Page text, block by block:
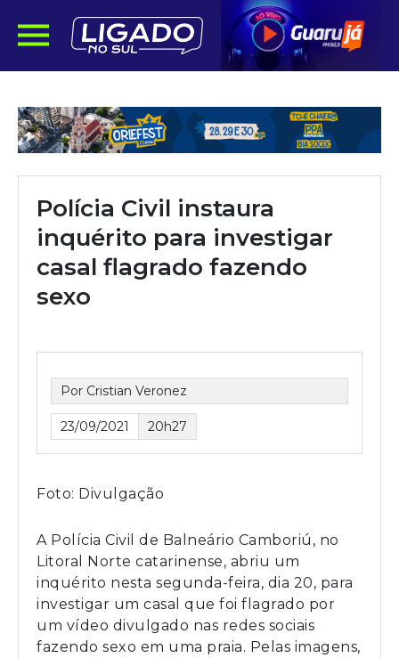
Polícia Civil instaura
inquérito para investigar
casal flagrado fazendo
sexo
Por Cristian Veronez
23/09/2021 20h27
Foto: Divulgação
A Polícia Civil de Balneário Camboriú, no
Litoral Norte catarinense, abriu um
inquérito nesta segunda-feira, dia 20, para
investigar um casal que foi flagrado por
um vídeo divulgado nas redes sociais
fazendo sexo em uma praia. Pelas imagens,